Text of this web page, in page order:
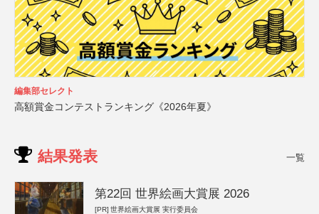
編集部セレクト
高額賞金コンテストランキング《2026年夏》
結果発表 一覧
第22回 世界絵画大賞展 2026
[PR] 世界絵画大賞展 実行委員会